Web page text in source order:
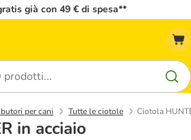
già con 49 € di spesa**
per cani Tutte le ciotole Ciotola
in acciaio